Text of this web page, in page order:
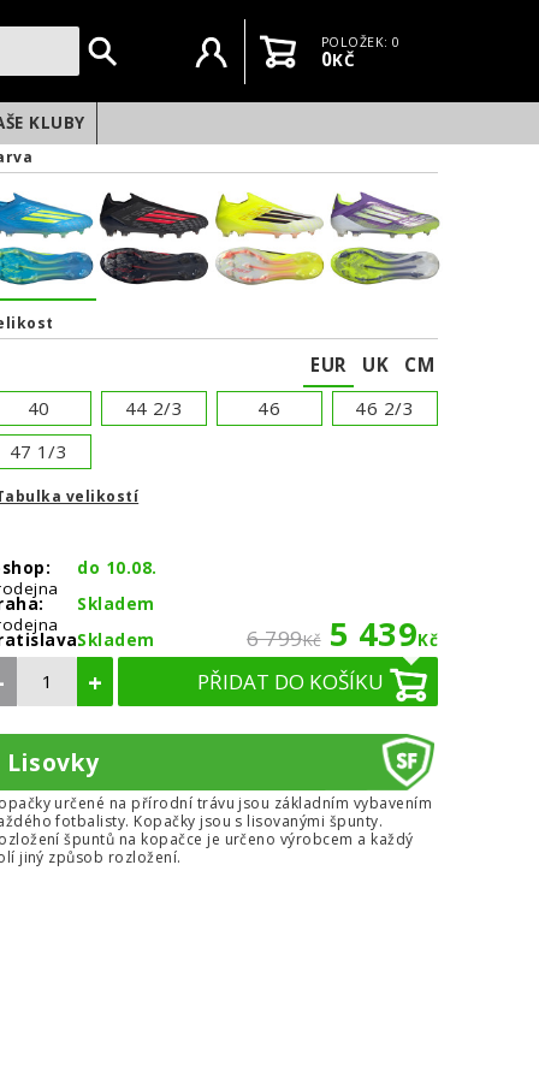
Uživatelský účet
KošíkPOLOŽEK: 0
0KČ
KLUBY
EUR UK
CM
40
44 2/3 46
46 2/3
47 1/3
velikostí
shop:
do 10.08.
Skladem
Skladem 6 799Kč 5 439Kč
+ PŘIDAT DO KOŠÍKU
Lisovky
určené na přírodní trávu jsou základním vybavením
fotbalisty. Kopačky jsou s lisovanými špunty.
špuntů na kopačce je určeno výrobcem a každý
jiný způsob rozložení.